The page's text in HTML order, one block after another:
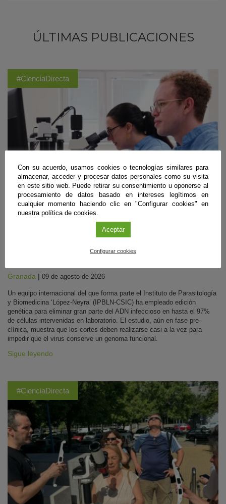
ÚLTIMAS PUBLICACIONES
#CienciaDirecta
la infección del VIH en células de laboratorio
Granada | 09 de agosto de 2026
Un equipo internacional del que forma parte el Instituto de Parasitología
y Biomedicina ‘López-Neyra’ (IPBLN-CSIC) ha empleado edición
genética para eliminar gran parte del ADN infeccioso en hasta el 97%
de células intervenidas en laboratorio. El estudio, aún en fase pre-
clínica, muestra que los cortes deben realizarse casi a la vez para
impedir que el virus conserve un genoma funcional.
Sigue leyendo
#CienciaDirecta
Con su acuerdo, usamos cookies o tecnologías similares para
almacenar, acceder y procesar datos personales como su visita
en este sitio web. Puede retirar su consentimiento u oponerse al
procesamiento de datos basado en intereses legítimos en
cualquier momento haciendo clic en "Configurar cookies" en
nuestra política de cookies.
Aceptar
Configurar cookies